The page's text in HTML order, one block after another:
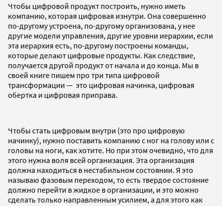
Чтобы цифровой продукт построить, нужно иметь
компанию, которая цифровая изнутри. Она совершенно
по-другому устроена, по-другому организована, у нее
другие модели управления, другие уровни иерархии, если
эта иерархия есть, по-другому построены команды,
которые делают цифровые продукты. Как следствие,
получается другой продукт от начала и до конца. Мы в
своей книге пишем про три типа цифровой
трансформации — это цифровая начинка, цифровая
обертка и цифровая приправа.
Чтобы стать цифровым внутри (это про цифровую
начинку), нужно поставить компанию с ног на голову или с
головы на ноги, как хотите. Но при этом очевидно, что для
этого нужна воля всей организация. Эта организация
должна находиться в нестабильном состоянии. Я это
называю фазовым переходом, то есть твердое состояние
должно перейти в жидкое в организации, и это можно
сделать только направленным усилием, а для этого как